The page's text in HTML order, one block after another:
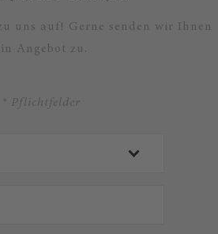
uns auf! Gerne senden wir Ihnen
Angebot zu.
* Pflichtfelder